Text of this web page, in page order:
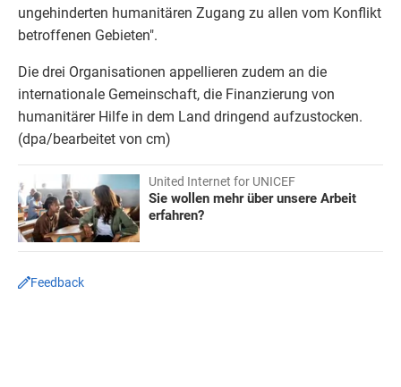
ungehinderten humanitären Zugang zu allen vom Konflikt
betroffenen Gebieten".
Die drei Organisationen appellieren zudem an die
internationale Gemeinschaft, die Finanzierung von
humanitärer Hilfe in dem Land dringend aufzustocken.
(dpa/bearbeitet von cm)
United Internet for UNICEF
Sie wollen mehr über unsere Arbeit
erfahren?
Feedback